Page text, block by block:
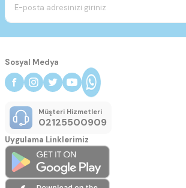
Sosyal Medya
Müşteri Hizmetleri
02125500909
Uygulama Linklerimiz